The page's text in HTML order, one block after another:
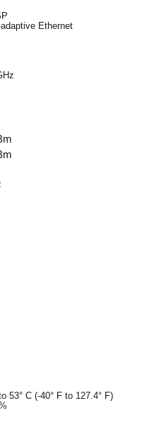
Ethernet
53° C (-40° F to 127.4° F)